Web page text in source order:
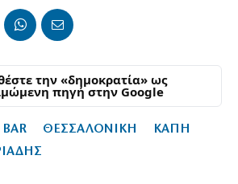
την «δημοκρατία» ως
πηγή στην Google
BAR ΘΕΣΣΑΛΟΝΙΚΗ
ΚΑΠΗ